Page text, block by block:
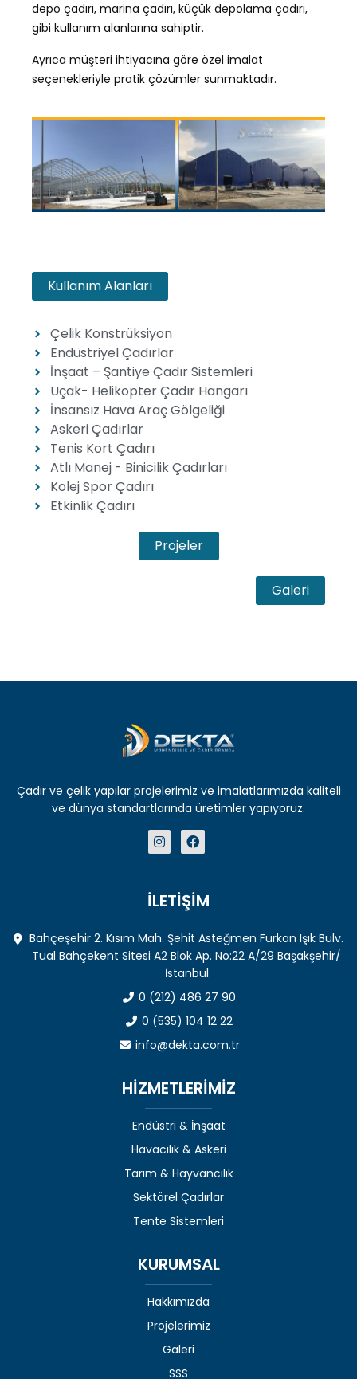
depo çadırı, marina çadırı, küçük depolama çadırı,
gibi kullanım alanlarına sahiptir.
Ayrıca müşteri ihtiyacına göre özel imalat
seçenekleriyle pratik çözümler sunmaktadır.
Kullanım Alanları
Çelik Konstrüksiyon
Endüstriyel Çadırlar
İnşaat – Şantiye Çadır Sistemleri
Uçak- Helikopter Çadır Hangarı
İnsansız Hava Araç Gölgeliği
Askeri Çadırlar
Tenis Kort Çadırı
Atlı Manej - Binicilik Çadırları
Kolej Spor Çadırı
Etkinlik Çadırı
Projeler
Galeri
Çadır ve çelik yapılar projelerimiz ve imalatlarımızda kaliteli
ve dünya standartlarında üretimler yapıyoruz.
İLETİŞİM
Bahçeşehir 2. Kısım Mah. Şehit Asteğmen Furkan Işık Bulv.
Tual Bahçekent Sitesi A2 Blok Ap. No:22 A/29 Başakşehir/
İstanbul
0 (212) 486 27 90
0 (535) 104 12 22
info@dekta.com.tr
HİZMETLERİMİZ
Endüstri & İnşaat
Havacılık & Askeri
Tarım & Hayvancılık
Sektörel Çadırlar
Tente Sistemleri
KURUMSAL
Hakkımızda
Projelerimiz
Galeri
SSS